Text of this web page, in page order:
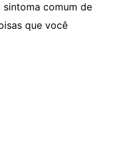
sintoma comum de
que você